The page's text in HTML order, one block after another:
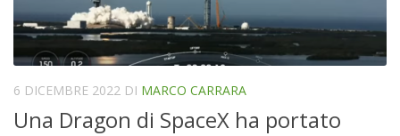
6 DICEMBRE 2022 DI MARCO CARRARA
Una Dragon di SpaceX ha portato